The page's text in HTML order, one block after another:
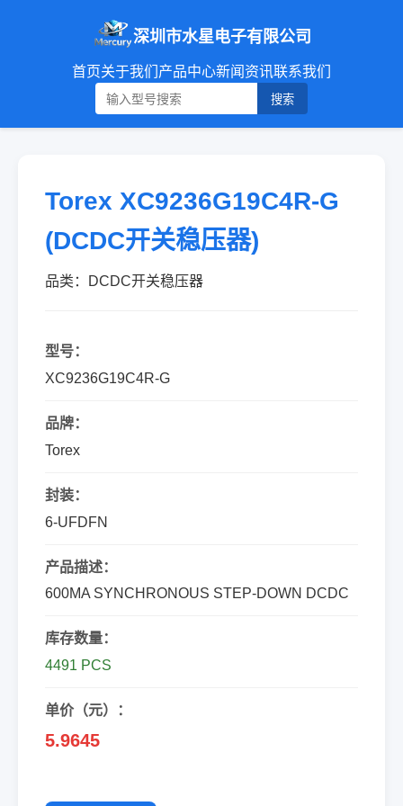
深圳市水星电子有限公司
首页关于我们 产品中心新闻资讯联系我们
搜索
Torex XC9236G19C4R-G
(DCDC开关稳压器)
品类：DCDC开关稳压器
型号：
XC9236G19C4R-G
品牌：
Torex
封装：
6-UFDFN
产品描述：
600MA SYNCHRONOUS STEP-DOWN DCDC
库存数量：
4491 PCS
单价（元）：
5.9645